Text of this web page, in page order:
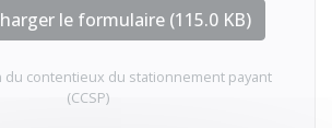
le formulaire (115.0 KB)
du contentieux du stationnement payant
(CCSP)